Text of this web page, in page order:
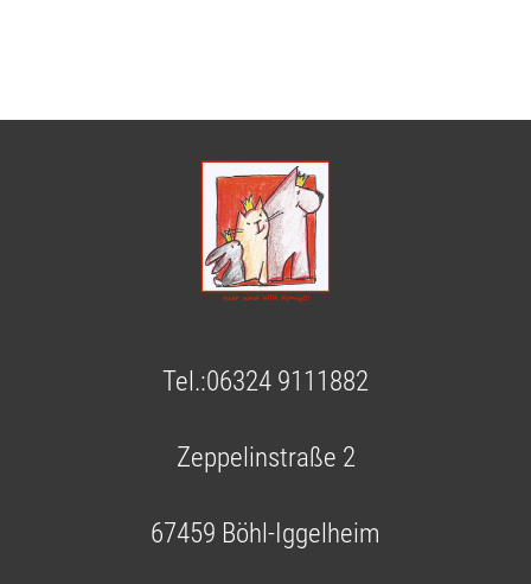
Tel.:06324 9111882
Zeppelinstraße 2
67459 Böhl-Iggelheim